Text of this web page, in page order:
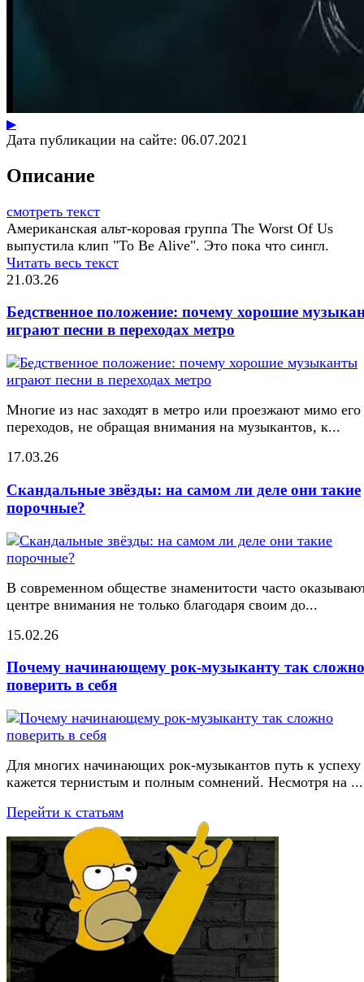
▶
Дата публикации на сайте: 06.07.2021
Описание
смотреть текст
Американская альт-коровая группа The Worst Of Us
выпустила клип "To Be Alive". Это пока что сингл.
Читать весь текст
21.03.26
Бедственное положение: почему хорошие
играют песни в переходах метро
Многие из нас заходят в метро или проезжают мимо его
переходов, не обращая внимания на музыкантов, к...
17.03.26
Скандальные звёзды: на самом ли деле они такие
порочные?
В современном обществе знаменитости часто
центре внимания не только благодаря своим до...
15.02.26
Почему начинающему рок-музыканту так сложно
поверить в себя
Для многих начинающих рок-музыкантов путь к успеху
кажется тернистым и полным сомнений. Несмотря на ...
Перейти к статьям